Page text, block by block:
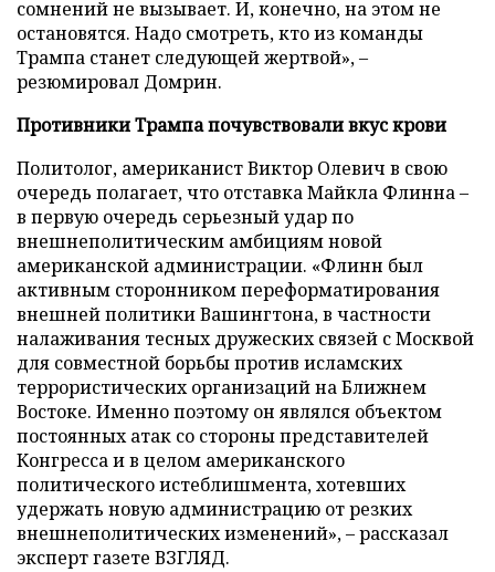
сомнений не вызывает. И, конечно, на этом не
остановятся. Надо смотреть, кто из команды
Трампа станет следующей жертвой», –
резюмировал Домрин.
Противники Трампа почувствовали вкус крови
Политолог, американист Виктор Олевич в свою
очередь полагает, что отставка Майкла Флинна –
в первую очередь серьезный удар по
внешнеполитическим амбициям новой
американской администрации. «Флинн был
активным сторонником переформатирования
внешней политики Вашингтона, в частности
налаживания тесных дружеских связей с Москвой
для совместной борьбы против исламских
террористических организаций на Ближнем
Востоке. Именно поэтому он являлся объектом
постоянных атак со стороны представителей
Конгресса и в целом американского
политического истеблишмента, хотевших
удержать новую администрацию от резких
внешнеполитических изменений», – рассказал
эксперт газете ВЗГЛЯД.